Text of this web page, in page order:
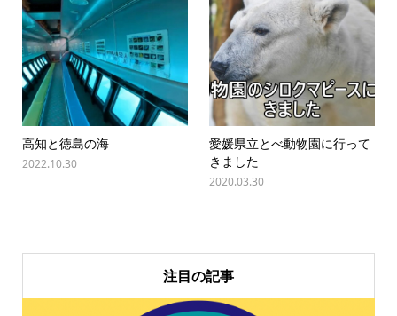
高知と徳島の海
2022.10.30
愛媛県立とべ動物園に行って
きました
2020.03.30
注目の記事